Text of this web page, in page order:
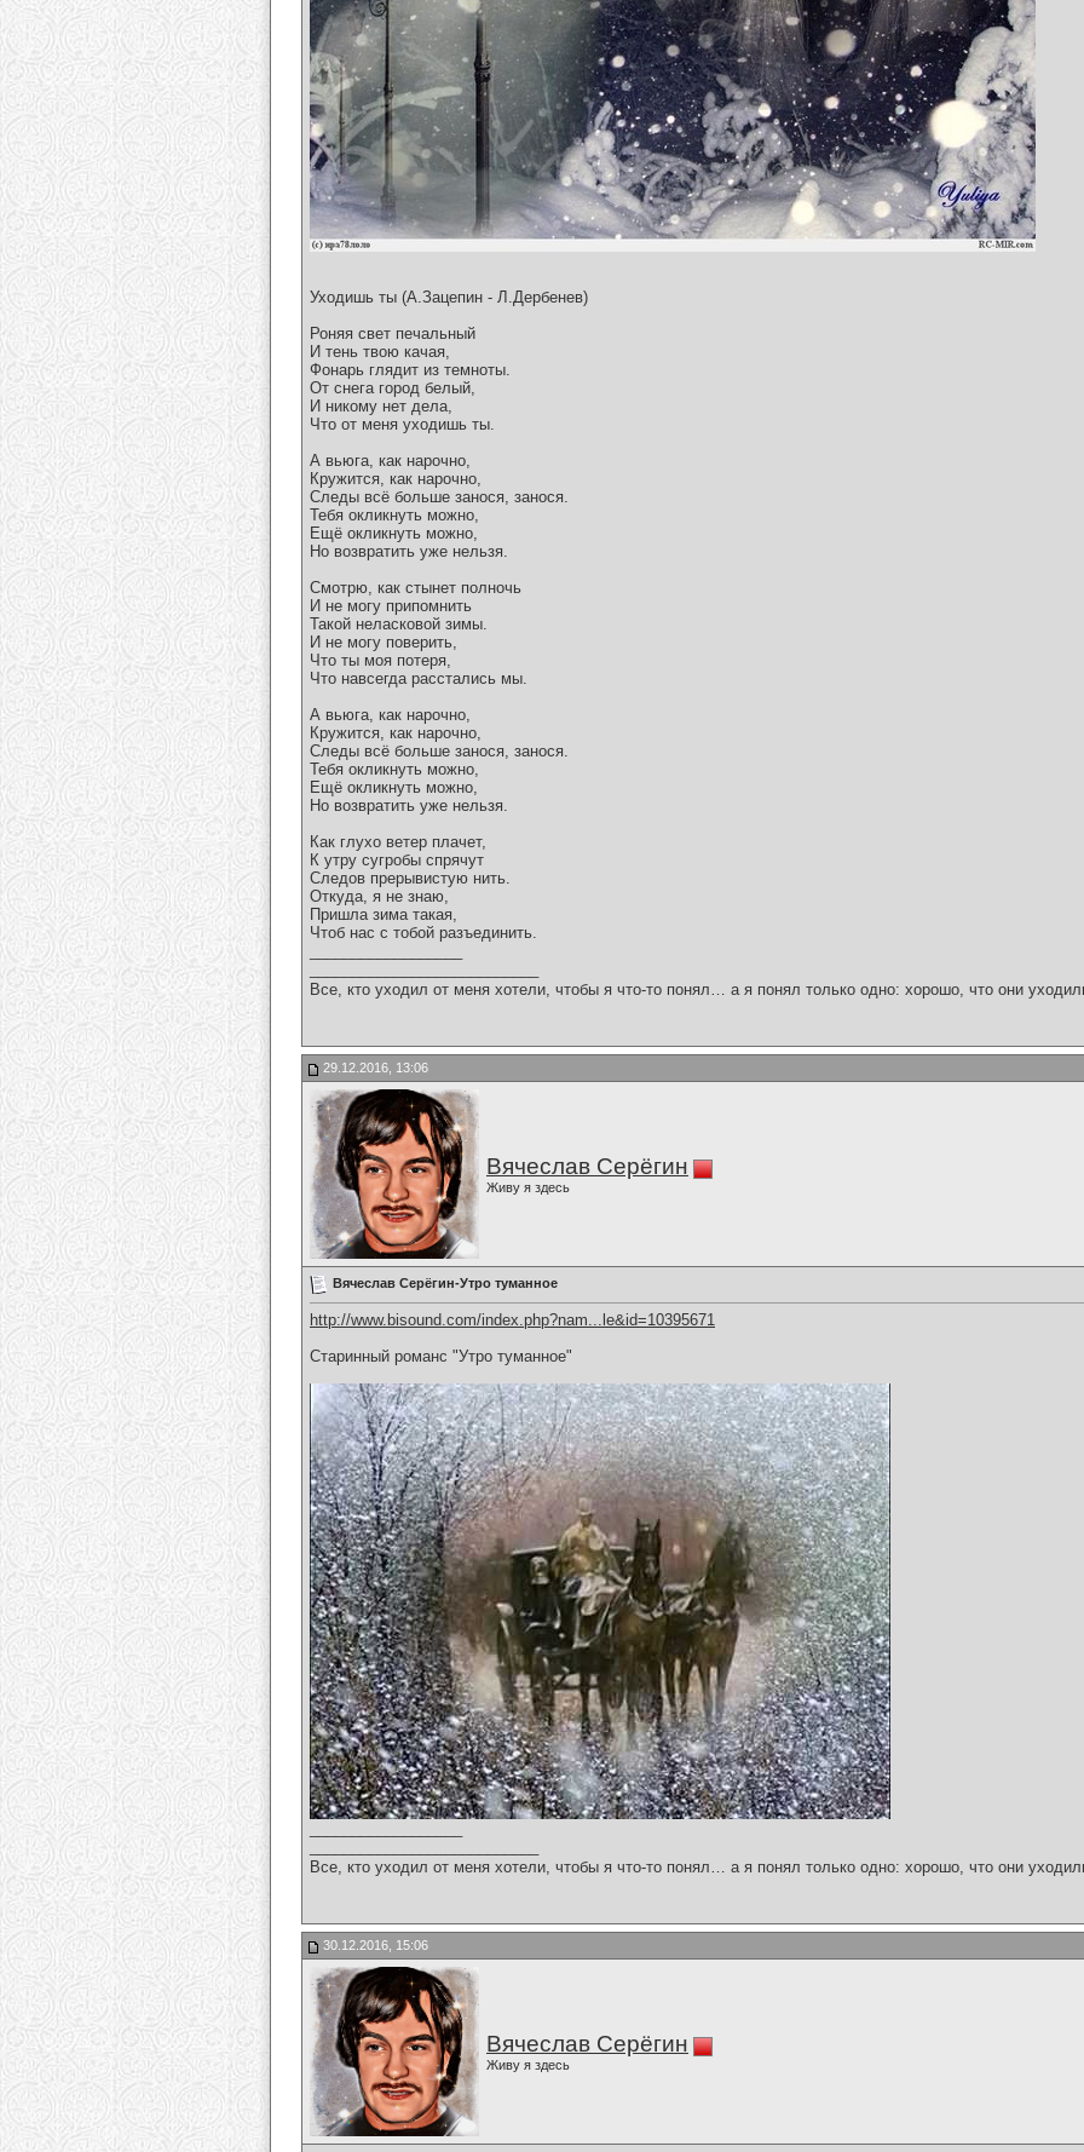
Уходишь ты (А.Зацепин - Л.Дербенев)
Роняя свет печальный
И тень твою качая,
Фонарь глядит из темноты.
От снега город белый,
И никому нет дела,
Что от меня уходишь ты.
А вьюга, как нарочно,
Кружится, как нарочно,
Следы всё больше занося, занося.
Тебя окликнуть можно,
Ещё окликнуть можно,
Но возвратить уже нельзя.
Смотрю, как стынет полночь
И не могу припомнить
Такой неласковой зимы.
И не могу поверить,
Что ты моя потеря,
Что навсегда расстались мы.
А вьюга, как нарочно,
Кружится, как нарочно,
Следы всё больше занося, занося.
Тебя окликнуть можно,
Ещё окликнуть можно,
Но возвратить уже нельзя.
Как глухо ветер плачет,
К утру сугробы спрячут
Следов прерывистую нить.
Откуда, я не знаю,
Пришла зима такая,
Чтоб нас с тобой разъединить.
Все, кто уходил от меня хотели, чтобы я что-то понял… а я понял только одно: хорошо, что они
29.12.2016, 13:06
Вячеслав Серёгин
Живу я здесь
Вячеслав Серёгин-Утро туманное
http://www.bisound.com/index.php?nam...le&id=10395671
Старинный романс "Утро туманное"
Все, кто уходил от меня хотели, чтобы я что-то понял… а я понял только одно: хорошо, что они
30.12.2016, 15:06
Вячеслав Серёгин
Живу я здесь